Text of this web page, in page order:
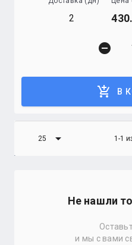
2
remove_circle
add_shopping_cart В
25 arrow_drop_down 1-1
Не нашли
и мы с вами